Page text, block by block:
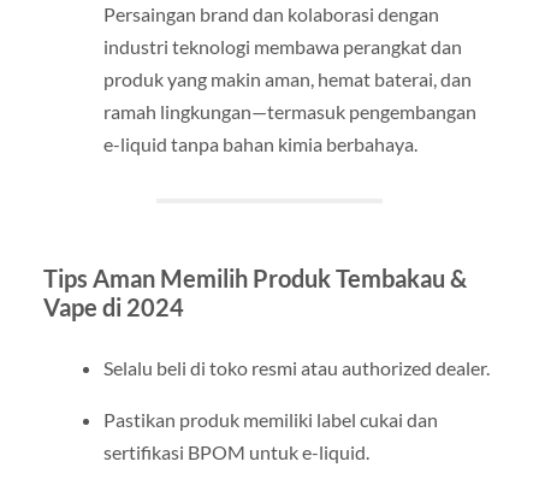
Persaingan brand dan kolaborasi dengan
industri teknologi membawa perangkat dan
produk yang makin aman, hemat baterai, dan
ramah lingkungan—termasuk pengembangan
e-liquid tanpa bahan kimia berbahaya.
Tips Aman Memilih Produk Tembakau &
Vape di 2024
Selalu beli di toko resmi atau authorized dealer.
Pastikan produk memiliki label cukai dan
sertifikasi BPOM untuk e-liquid.